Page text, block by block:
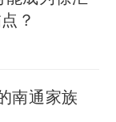
？
南通家族